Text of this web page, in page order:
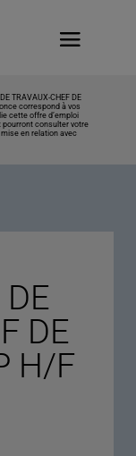
TRAVAUX-CHEF DE
correspond à vos
cette offre d’emploi
pourront consulter votre
en relation avec
DE
H/F